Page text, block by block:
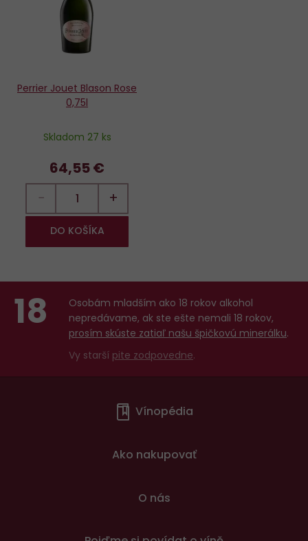
Perrier Jouet Blason Rose
0,75l
Skladom 27 ks
64,55 €
− +
DO KOŠÍKA
18
Osobám mladším ako 18 rokov alkohol
nepredávame, ak ste ešte nemali 18 rokov,
prosím skúste zatiaľ našu špičkovú minerálku.
Vy starší pite zodpovedne.
Vínopédia
Ako nakupovať
O nás